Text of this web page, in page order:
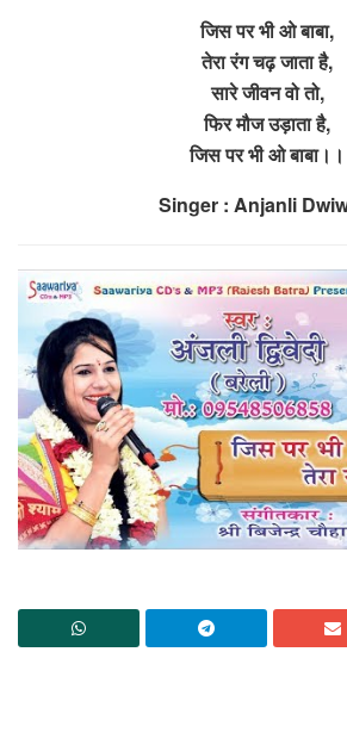
जिस पर भी ओ बाबा,
तेरा रंग चढ़ जाता है,
सारे जीवन वो तो,
फिर मौज उड़ाता है,
जिस पर भी ओ बाबा।।
Singer : Anjanli